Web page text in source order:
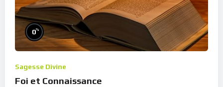
0%
Sagesse Divine
Foi et Connaissance